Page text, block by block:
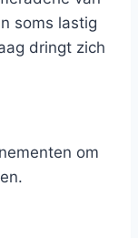
soms lastig
dringt zich
om